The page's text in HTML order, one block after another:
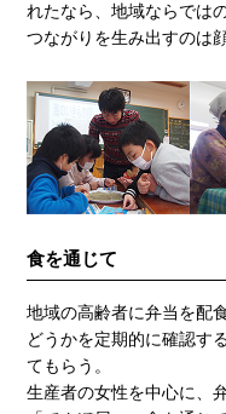
れたなら、地域ならでは
つながりを生み出すのは
食を通じて
地域の高齢者に弁当を配
どうかを定期的に確認す
てもらう。
生産者の女性を中心に、